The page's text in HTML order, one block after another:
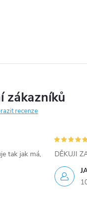
zákazníků
recenze
tak jak má,
DĚKUJI